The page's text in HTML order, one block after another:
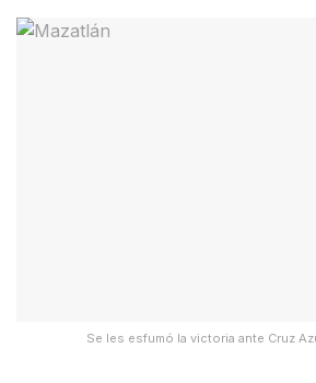
Se les esfumó la victoria ante Cruz